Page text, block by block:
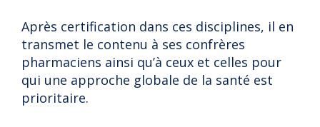
Après certification dans ces disciplines, il en
transmet le contenu à ses confrères
pharmaciens ainsi qu’à ceux et celles pour
qui une approche globale de la santé est
prioritaire.